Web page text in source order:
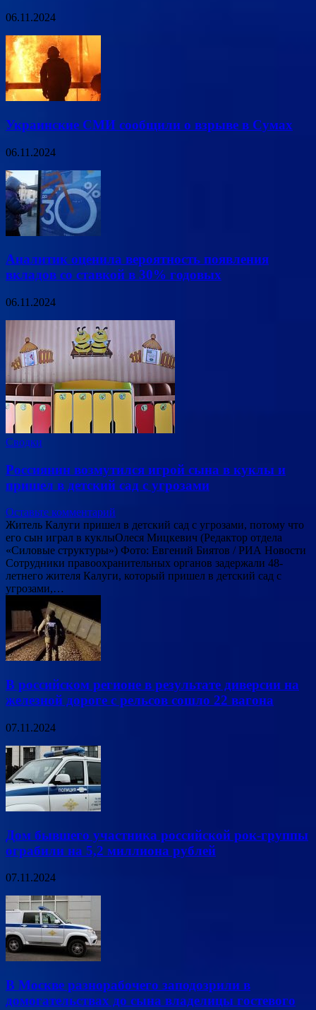
06.11.2024
Украинские СМИ сообщили о взрыве в Сумах
06.11.2024
Аналитик оценила вероятность появления
вкладов со ставкой в 30% годовых
06.11.2024
Сводки
Россиянин возмутился игрой сына в куклы и
пришел в детский сад с угрозами
Оставьте комментарий
Житель Калуги пришел в детский сад с угрозами, потому что
его сын играл в куклыОлеся Мицкевич (Редактор отдела
«Силовые структуры») Фото: Евгений Биятов / РИА Новости
Сотрудники правоохранительных органов задержали 48-
летнего жителя Калуги, который пришел в детский сад с
угрозами,…
В российском регионе в результате диверсии на
железной дороге с рельсов сошло 22 вагона
07.11.2024
Дом бывшего участника российской рок-группы
ограбили на 5,2 миллиона рублей
07.11.2024
В Москве разнорабочего заподозрили в
домогательствах до сына владелицы гостевого